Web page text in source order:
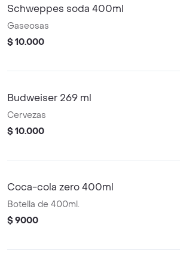
Schweppes soda 400ml
Gaseosas
$ 10.000
Budweiser 269 ml
Cervezas
$ 10.000
Coca-cola zero 400ml
Botella de 400ml.
$ 9000